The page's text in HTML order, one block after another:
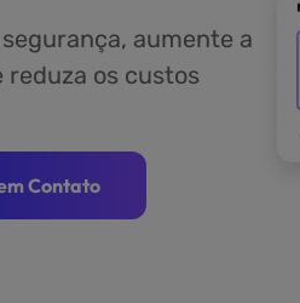
aumente a
os custos
Contato